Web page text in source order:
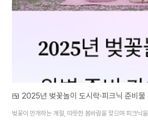
🍱 2025년 벚꽃놀이 도시락·피크닉 준비물
벚꽃이 만개하는 계절, 따뜻한 봄바람을 맞으며 피크닉